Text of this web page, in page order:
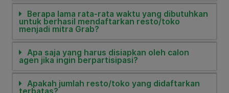
Berapa lama rata-rata waktu yang dibutuhkan
untuk berhasil mendaftarkan resto/toko
menjadi mitra Grab?
Apa saja yang harus disiapkan oleh calon
agen jika ingin berpartisipasi?
Apakah jumlah resto/toko yang didaftarkan
terbatas?